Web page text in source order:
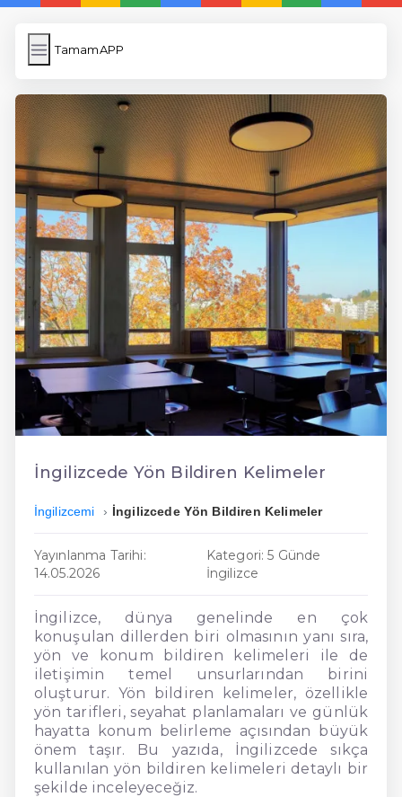
TamamAPP
TamamAPP
Resim Yükle
Wordpress Cache
Anasayfa
5 Günde İngilizce
İngilizce
Dil Eğitimi
En Hızlı İngilizce
En Kolay İngilizce
En Ucuz İngilizce
En Uygun İngilizce
Hızlı İngilizce
İngilizcede Yön Bildiren Kelimeler
İngilizcemi İngilizcede Yön Bildiren Kelimeler
Yayınlanma Tarihi:
14.05.2026
Kategori: 5 Günde
İngilizce
İngilizce, dünya genelinde en çok
konuşulan dillerden biri olmasının yanı sıra,
yön ve konum bildiren kelimeleri ile de
iletişimin temel unsurlarından birini
oluşturur. Yön bildiren kelimeler, özellikle
yön tarifleri, seyahat planlamaları ve günlük
hayatta konum belirleme açısından büyük
önem taşır. Bu yazıda, İngilizcede sıkça
kullanılan yön bildiren kelimeleri detaylı bir
şekilde inceleyeceğiz.